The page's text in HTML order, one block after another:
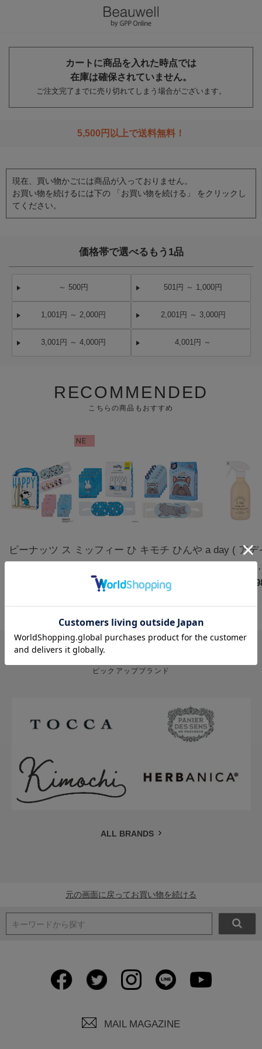
カートに商品を入れた時点では
在庫は確保されていません。
ご注文完了までに売り切れてしまう場合がございます。
5,500円以上で送料無料！
現在、買い物かごには商品が入っておりません。
お買い物を続けるには下の 「お買い物を続ける」 をクリックし
てください。
価格帯で選べるもう1品
～ 500円 501円 ～ 1,000円
1,001円 ～ 2,000円 2,001円 ～ 3,000円
3,001円 ～ 4,000円 4,001円 ～
RECOMMENDED
こちらの商品もおすすめ
ピーナッツ ス
ミッフィー ひ
スク3枚 カモ
￥770
キモチ ひんや
5枚 無香料
a day ( アデ
) アロマルー
ムミスト フ
￥
PICK UP BRAND
ピックアップブランド
ALL BRANDS
元の画面に戻ってお買い物を続ける
キーワードから探す
MAIL MAGAZINE